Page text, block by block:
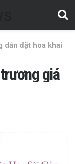
dẫn đặt hoa khai
giá